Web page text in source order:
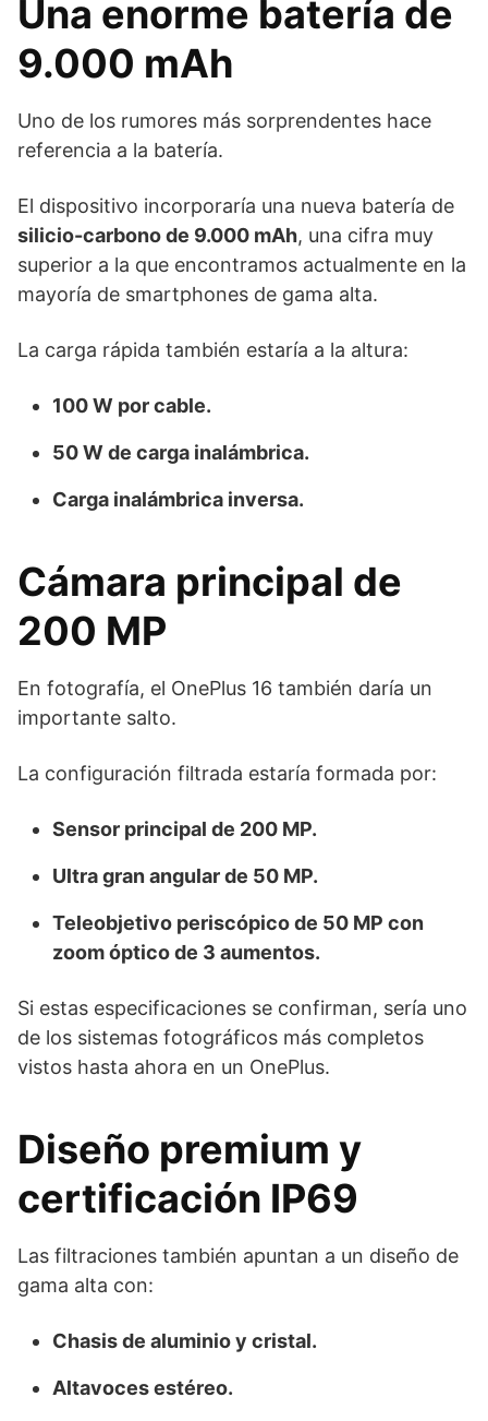
Una enorme batería de
9.000 mAh
Uno de los rumores más sorprendentes hace
referencia a la batería.
El dispositivo incorporaría una nueva batería de
silicio-carbono de 9.000 mAh, una cifra muy
superior a la que encontramos actualmente en la
mayoría de smartphones de gama alta.
La carga rápida también estaría a la altura:
100 W por cable.
50 W de carga inalámbrica.
Carga inalámbrica inversa.
Cámara principal de
200 MP
En fotografía, el OnePlus 16 también daría un
importante salto.
La configuración filtrada estaría formada por:
Sensor principal de 200 MP.
Ultra gran angular de 50 MP.
Teleobjetivo periscópico de 50 MP con
zoom óptico de 3 aumentos.
Si estas especificaciones se confirman, sería uno
de los sistemas fotográficos más completos
vistos hasta ahora en un OnePlus.
Diseño premium y
certificación IP69
Las filtraciones también apuntan a un diseño de
gama alta con:
Chasis de aluminio y cristal.
Altavoces estéreo.